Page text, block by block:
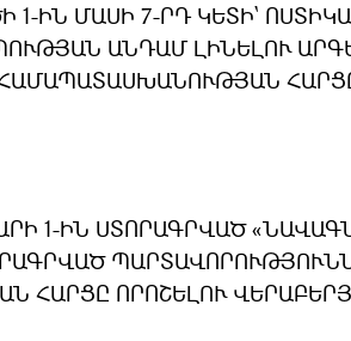
1-ԻՆ ՄԱՍԻ 7-ՐԴ ԿԵՏԻ`
ԱՆԴԱՄ ԼԻՆԵԼՈՒ
1-ԻՆ ՍՏՈՐԱԳՐՎԱԾ
ՀԱՐՑԸ ՈՐՈՇԵԼՈՒ